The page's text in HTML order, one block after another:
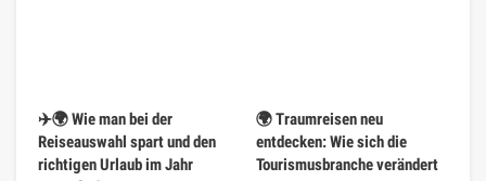
✈️🌍 Wie man bei der
Reiseauswahl spart und den
richtigen Urlaub im Jahr
🌍 Traumreisen neu
entdecken: Wie sich die
Tourismusbranche verändert